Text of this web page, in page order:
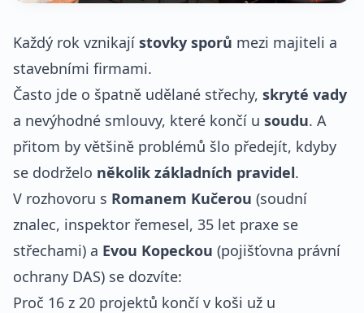
Každý rok vznikají stovky sporů mezi majiteli a
stavebními firmami.
Často jde o špatně udělané střechy, skryté vady
a nevýhodné smlouvy, které končí u soudu. A
přitom by většině problémů šlo předejít, kdyby
se dodrželo několik základních pravidel.
V rozhovoru s Romanem Kučerou (soudní
znalec, inspektor řemesel, 35 let praxe se
střechami) a Evou Kopeckou (pojišťovna právní
ochrany DAS) se dozvíte:
Proč 16 z 20 projektů končí v koši už u